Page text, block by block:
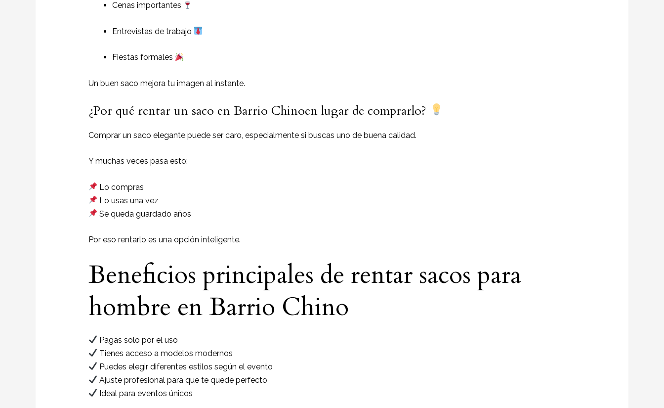
Cenas importantes
Entrevistas de trabajo
Fiestas formales
Un buen saco mejora tu imagen al instante.
¿Por qué rentar un saco en Barrio Chinoen lugar de comprarlo?
Comprar un saco elegante puede ser caro, especialmente si buscas uno de buena calidad.
Y muchas veces pasa esto:
Lo compras
Lo usas una vez
Se queda guardado años
Por eso rentarlo es una opción inteligente.
Beneficios principales de rentar sacos para
hombre en Barrio Chino
Pagas solo por el uso
Tienes acceso a modelos modernos
Puedes elegir diferentes estilos según el evento
Ajuste profesional para que te quede perfecto
Ideal para eventos únicos